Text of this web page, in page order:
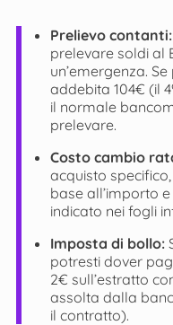
Prelievo contanti:
prelevare soldi al
un’emergenza.
addebita 104€ (il
il normale
prelevare.
Costo cambio
acquisto
base all’importo
indicato nei fogli
Imposta di bollo:
potresti dover
2€ sull’estratto
assolta dalla
il contratto).